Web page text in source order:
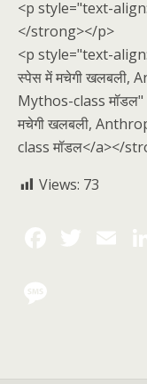
<p style="text-
</strong></p>
<p style="text-
स्पेस में मचेगी खलबली,
Mythos-class
मचेगी खलबली,
class मॉडल</a></
Views: 73